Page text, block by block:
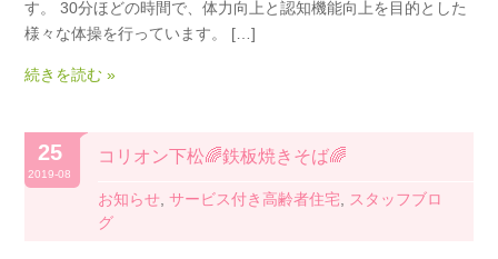
す。 30分ほどの時間で、体力向上と認知機能向上を目的とした
様々な体操を行っています。 […]
続きを読む »
25
2019-08
コリオン下松🌈鉄板焼きそば🌈
お知らせ ,サービス付き高齢者住宅
スタッフブロ
グ